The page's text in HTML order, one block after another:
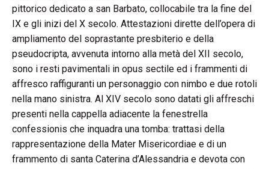
pittorico dedicato a san Barbato, collocabile tra la fine del
IX e gli inizi del X secolo. Attestazioni dirette dell’opera di
ampliamento del soprastante presbiterio e della
pseudocripta, avvenuta intorno alla metà del XII secolo,
sono i resti pavimentali in opus sectile ed i frammenti di
affresco raffiguranti un personaggio con nimbo e due rotoli
nella mano sinistra. Al XIV secolo sono datati gli affreschi
presenti nella cappella adiacente la fenestrella
confessionis che inquadra una tomba: trattasi della
rappresentazione della Mater Misericordiae e di un
frammento di santa Caterina d’Alessandria e devota con